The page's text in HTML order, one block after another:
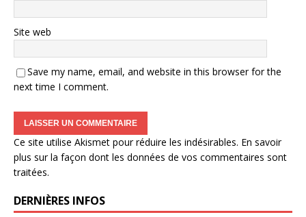
Site web
Save my name, email, and website in this browser for the
next time I comment.
Ce site utilise Akismet pour réduire les indésirables. En savoir
plus sur la façon dont les données de vos commentaires sont
traitées.
DERNIÈRES INFOS